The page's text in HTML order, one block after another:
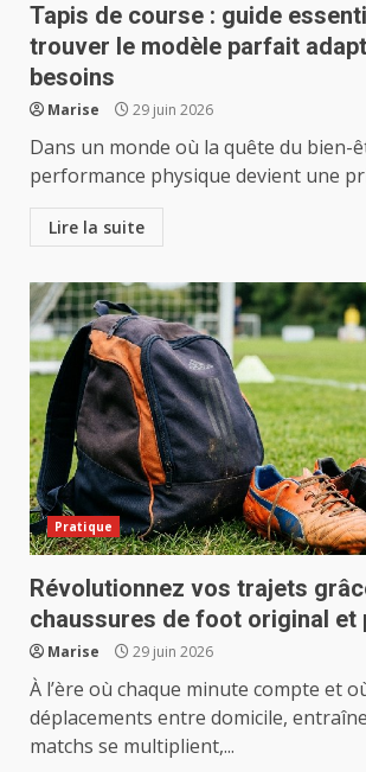
Tapis de course : guide
trouver le modèle parfait
besoins
Marise 29 juin 2026
Dans un monde où la quête du bien-
performance physique devient une
Lire la suite
Pratique
Révolutionnez vos trajets
chaussures de foot original et
Marise 29 juin 2026
À l’ère où chaque minute compte et
déplacements entre domicile,
matchs se multiplient,...